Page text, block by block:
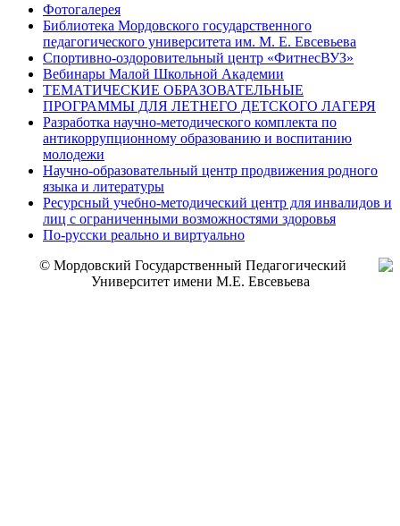
Фотогалерея
Библиотека Мордовского государственного
педагогического университета им. М. Е. Евсевьева
Спортивно-оздоровительный центр «ФитнесВУЗ»
Вебинары Малой Школьной Академии
ТЕМАТИЧЕСКИЕ ОБРАЗОВАТЕЛЬНЫЕ
ПРОГРАММЫ ДЛЯ ЛЕТНЕГО ДЕТСКОГО ЛАГЕРЯ
Разработка научно-методического комплекта по
антикоррупционному образованию и воспитанию
молодежи
Научно-образовательный центр продвижения родного
языка и литературы
Ресурсный учебно-методический центр для инвалидов и
лиц с ограниченными возможностями здоровья
По-русски реально и виртуально
© Мордовский Государственный Педагогический
Университет имени М.Е. Евсевьева